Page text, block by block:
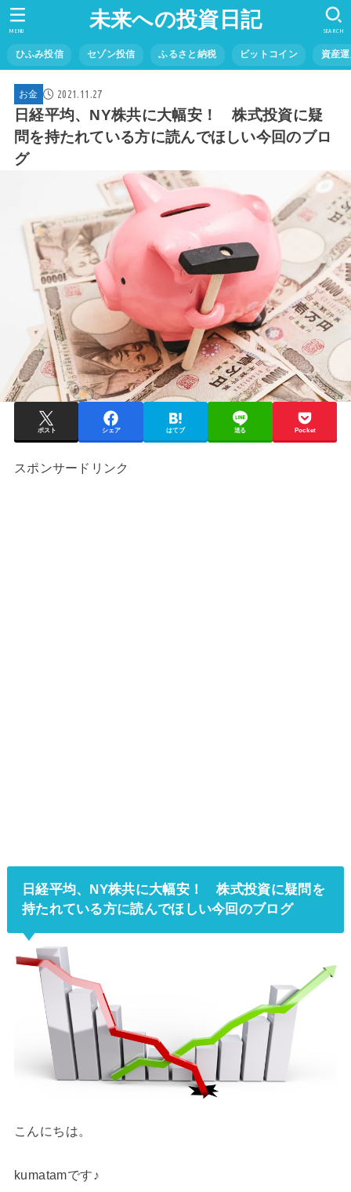
未来への投資日記
ひふみ投信 セゾン投信 ふるさと納税 ビットコイン 資産
SEARCH
MENU
お金 2021.11.27
日経平均、NY株共に大幅安！ 株式投資に疑
問を持たれている方に読んでほしい今回のブロ
グ
ポスト シェア はてブ 送る Pocket
スポンサードリンク
日経平均、NY株共に大幅安！ 株式投資に疑問を
持たれている方に読んでほしい今回のブログ
こんにちは。
kumatamです♪